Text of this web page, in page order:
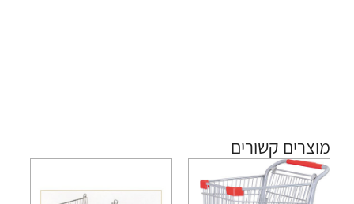
מוצרים קשורים